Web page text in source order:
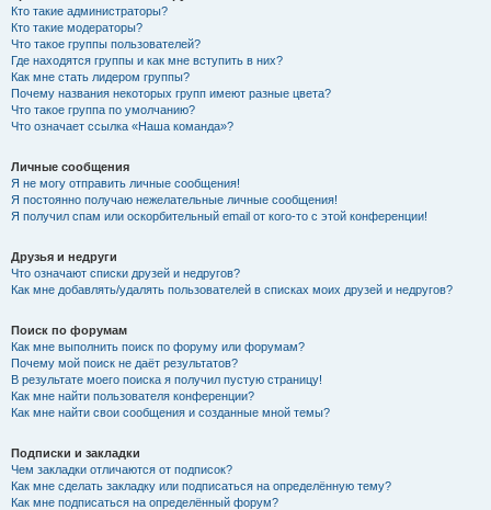
Кто такие администраторы?
Кто такие модераторы?
Что такое группы пользователей?
Где находятся группы и как мне вступить в них?
Как мне стать лидером группы?
Почему названия некоторых групп имеют разные цвета?
Что такое группа по умолчанию?
Что означает ссылка «Наша команда»?
Личные сообщения
Я не могу отправить личные сообщения!
Я постоянно получаю нежелательные личные сообщения!
Я получил спам или оскорбительный email от кого-то с этой конференции!
Друзья и недруги
Что означают списки друзей и недругов?
Как мне добавлять/удалять пользователей в списках моих друзей и недругов?
Поиск по форумам
Как мне выполнить поиск по форуму или форумам?
Почему мой поиск не даёт результатов?
В результате моего поиска я получил пустую страницу!
Как мне найти пользователя конференции?
Как мне найти свои сообщения и созданные мной темы?
Подписки и закладки
Чем закладки отличаются от подписок?
Как мне сделать закладку или подписаться на определённую тему?
Как мне подписаться на определённый форум?